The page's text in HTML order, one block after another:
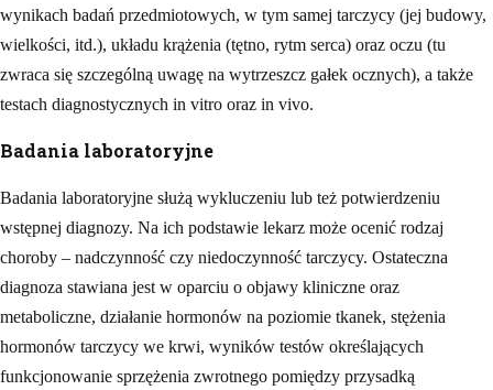
wynikach badań przedmiotowych, w tym samej tarczycy (jej budowy,
wielkości, itd.), układu krążenia (tętno, rytm serca) oraz oczu (tu
zwraca się szczególną uwagę na wytrzeszcz gałek ocznych), a także
testach diagnostycznych in vitro oraz in vivo.
Badania laboratoryjne
Badania laboratoryjne służą wykluczeniu lub też potwierdzeniu
wstępnej diagnozy. Na ich podstawie lekarz może ocenić rodzaj
choroby – nadczynność czy niedoczynność tarczycy. Ostateczna
diagnoza stawiana jest w oparciu o objawy kliniczne oraz
metaboliczne, działanie hormonów na poziomie tkanek, stężenia
hormonów tarczycy we krwi, wyników testów określających
funkcjonowanie sprzężenia zwrotnego pomiędzy przysadką